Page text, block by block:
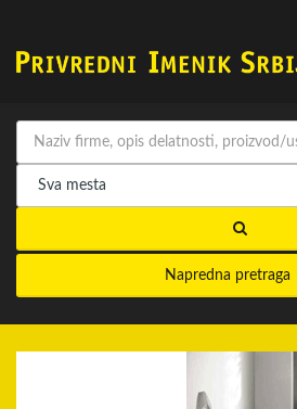
Napredna pretraga